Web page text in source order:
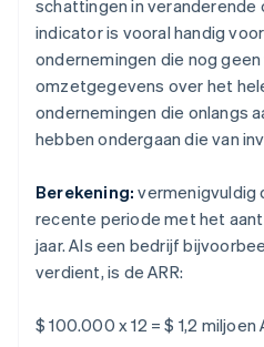
schattingen in veranderende
indicator is vooral handig
ondernemingen die nog
omzetgegevens over het
ondernemingen die onlangs
hebben ondergaan die van
Berekening: vermenigvuldig
recente periode met het
jaar. Als een bedrijf
verdient, is de ARR:
$ 100.000 x 12 = $ 1,2 miljoen